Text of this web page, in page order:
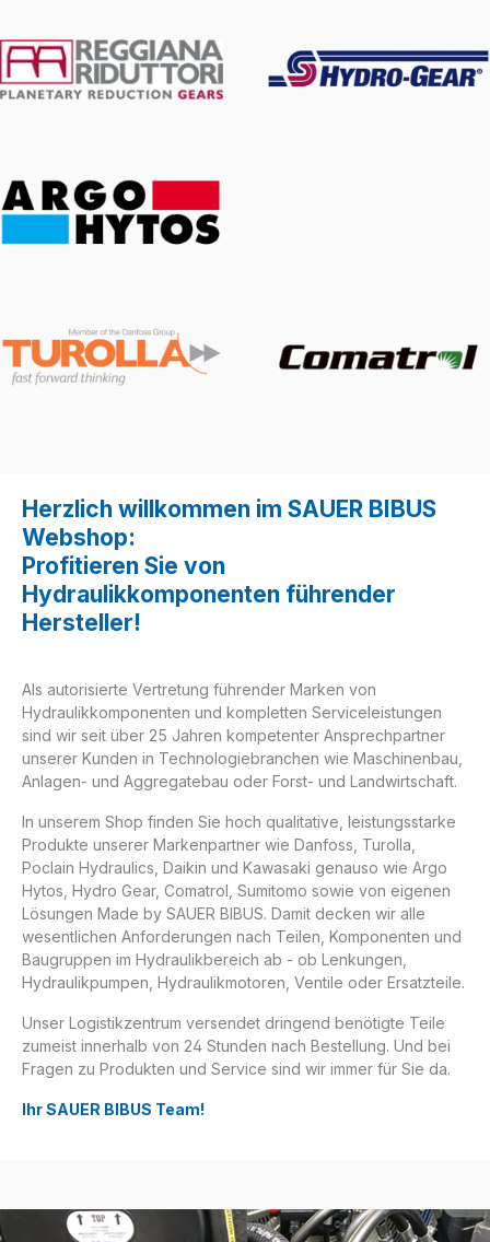
Herzlich willkommen im SAUER BIBUS
Webshop:
Profitieren Sie von
Hydraulikkomponenten führender
Hersteller!
Als autorisierte Vertretung führender Marken von
Hydraulikkomponenten und kompletten Serviceleistungen
sind wir seit über 25 Jahren kompetenter Ansprechpartner
unserer Kunden in Technologiebranchen wie Maschinenbau,
Anlagen- und Aggregatebau oder Forst- und Landwirtschaft.
In unserem Shop finden Sie hoch qualitative, leistungsstarke
Produkte unserer Markenpartner wie Danfoss, Turolla,
Poclain Hydraulics, Daikin und Kawasaki genauso wie Argo
Hytos, Hydro Gear, Comatrol, Sumitomo sowie von eigenen
Lösungen Made by SAUER BIBUS. Damit decken wir alle
wesentlichen Anforderungen nach Teilen, Komponenten und
Baugruppen im Hydraulikbereich ab - ob Lenkungen,
Hydraulikpumpen, Hydraulikmotoren, Ventile oder Ersatzteile.
Unser Logistikzentrum versendet dringend benötigte Teile
zumeist innerhalb von 24 Stunden nach Bestellung. Und bei
Fragen zu Produkten und Service sind wir immer für Sie da.
Ihr SAUER BIBUS Team!